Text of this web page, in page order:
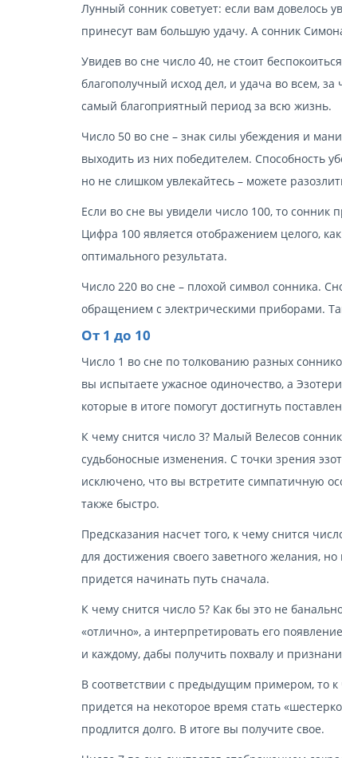
Лунный сонник советует: если вам довелось
принесут вам большую удачу. А сонник
Увидев во сне число 40, не стоит
благополучный исход дел, и удача во всем,
самый благоприятный период за всю жизнь.
Число 50 во сне – знак силы убеждения и
выходить из них победителем. Способность
но не слишком увлекайтесь – можете
Если во сне вы увидели число 100, то
Цифра 100 является отображением целого,
оптимального результата.
Число 220 во сне – плохой символ сонника.
обращением с электрическими приборами.
От 1 до 10
Число 1 во сне по толкованию разных
вы испытаете ужасное одиночество, а
которые в итоге помогут достигнуть
К чему снится число 3? Малый Велесов
судьбоносные изменения. С точки зрения
исключено, что вы встретите симпатичную
также быстро.
Предсказания насчет того, к чему снится
для достижения своего заветного желания,
придется начинать путь сначала.
К чему снится число 5? Как бы это не
«отлично», а интерпретировать его
и каждому, дабы получить похвалу и
В соответствии с предыдущим примером, то
придется на некоторое время стать
продлится долго. В итоге вы получите свое.